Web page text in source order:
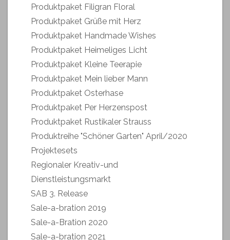
Produktpaket Filigran Floral
Produktpaket Grüße mit Herz
Produktpaket Handmade Wishes
Produktpaket Heimeliges Licht
Produktpaket Kleine Teerapie
Produktpaket Mein lieber Mann
Produktpaket Osterhase
Produktpaket Per Herzenspost
Produktpaket Rustikaler Strauss
Produktreihe "Schöner Garten" April/2020
Projektesets
Regionaler Kreativ-und
Dienstleistungsmarkt
SAB 3. Release
Sale-a-bration 2019
Sale-a-Bration 2020
Sale-a-bration 2021